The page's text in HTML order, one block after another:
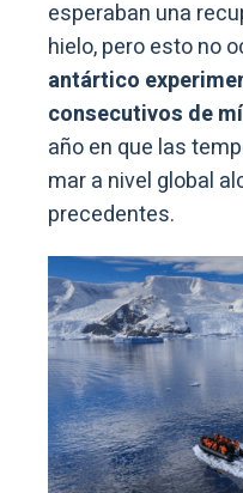
esperaban una
hielo, pero esto no
antártico
consecutivos de
año en que las
mar a nivel global
precedentes.